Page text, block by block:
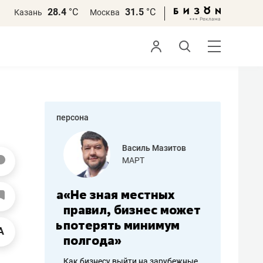
Казань 28.4 °С Москва 31.5 °С
персона
работа
Василь Мазитов
МАРТ
«Не зная местных
правил, бизнес может
потерять минимум
полгода»